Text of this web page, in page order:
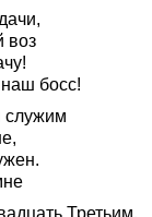
воз
босс!
служим
Третьим,